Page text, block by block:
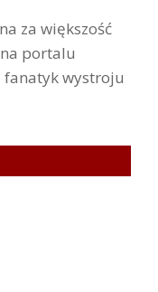
za większość
portalu
wystroju